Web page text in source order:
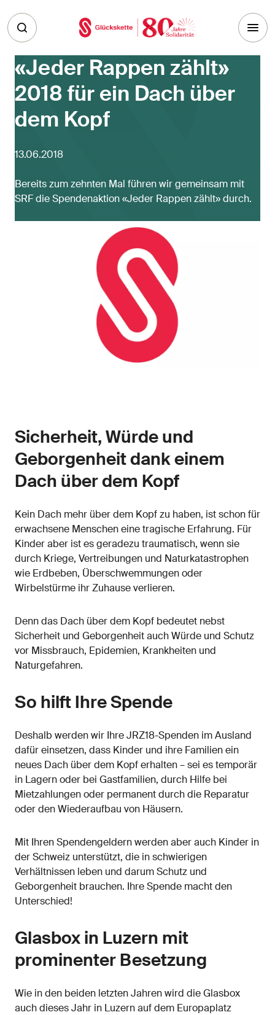
«Jeder Rappen zählt»
2018 für ein Dach über
dem Kopf
13.06.2018
Bereits zum zehnten Mal führen wir gemeinsam mit
SRF die Spendenaktion «Jeder Rappen zählt» durch.
Sicherheit, Würde und
Geborgenheit dank einem
Dach über dem Kopf
Kein Dach mehr über dem Kopf zu haben, ist schon für
erwachsene Menschen eine tragische Erfahrung. Für
Kinder aber ist es geradezu traumatisch, wenn sie
durch Kriege, Vertreibungen und Naturkatastrophen
wie Erdbeben, Überschwemmungen oder
Wirbelstürme ihr Zuhause verlieren.
Denn das Dach über dem Kopf bedeutet nebst
Sicherheit und Geborgenheit auch Würde und Schutz
vor Missbrauch, Epidemien, Krankheiten und
Naturgefahren.
So hilft Ihre Spende
Deshalb werden wir Ihre JRZ18-Spenden im Ausland
dafür einsetzen, dass Kinder und ihre Familien ein
neues Dach über dem Kopf erhalten – sei es temporär
in Lagern oder bei Gastfamilien, durch Hilfe bei
Mietzahlungen oder permanent durch die Reparatur
oder den Wiederaufbau von Häusern.
Mit Ihren Spendengeldern werden aber auch Kinder in
der Schweiz unterstützt, die in schwierigen
Verhältnissen leben und darum Schutz und
Geborgenheit brauchen. Ihre Spende macht den
Unterschied!
Glasbox in Luzern mit
prominenter Besetzung
Wie in den beiden letzten Jahren wird die Glasbox
auch dieses Jahr in Luzern auf dem Europaplatz